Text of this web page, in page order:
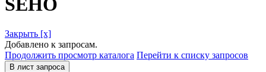
SEHO
Закрыть [x]
Добавлено к запросам.
Продолжить просмотр каталога Перейти к списку запросов
В лист запроса